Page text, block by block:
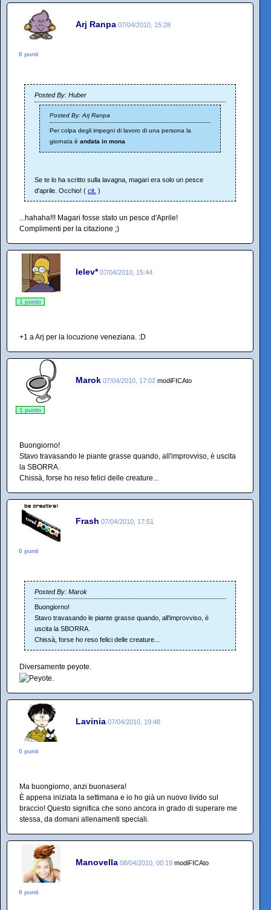
Arj Ranpa 07/04/2010, 15:28
0 punti
Posted By: Huber
Posted By: Arj Ranpa
Per colpa degli impegni di lavoro di una persona la
giornata è andata in mona
Se te lo ha scritto sulla lavagna, magari era solo un pesce
d'aprile. Occhio! ( cit. )
...hahaha!!! Magari fosse stato un pesce d'Aprile!
Complimenti per la citazione ;)
lelev* 07/04/2010, 15:44
1 punto
+1 a Arj per la locuzione veneziana. :D
Marok 07/04/2010, 17:02 modiFICAto
1 punto
Buongiorno!
Stavo travasando le piante grasse quando, all'improvviso, è uscita
la SBORRA.
Chissà, forse ho reso felici delle creature...
Frash 07/04/2010, 17:51
0 punti
Posted By: Marok
Buongiorno!
Stavo travasando le piante grasse quando, all'improvviso, è
uscita la SBORRA.
Chissà, forse ho reso felici delle creature...
Diversamente peyote.
Lavinia 07/04/2010, 19:48
0 punti
Ma buongiorno, anzi buonasera!
È appena iniziata la settimana e io ho già un nuovo livido sul
braccio! Questo significa che sono ancora in grado di superare me
stessa, da domani allenamenti speciali.
Manovella 08/04/2010, 00:19 modiFICAto
0 punti